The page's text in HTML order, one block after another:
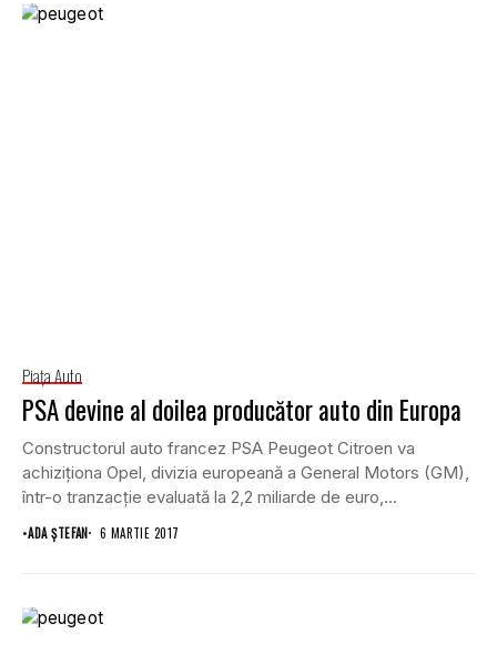
Piaţa Auto
PSA devine al doilea producător auto din Europa
Constructorul auto francez PSA Peugeot Citroen va
achiziţiona Opel, divizia europeană a General Motors (GM),
într-o tranzacţie evaluată la 2,2 miliarde de euro,...
•ADA ȘTEFAN 6 MARTIE 2017